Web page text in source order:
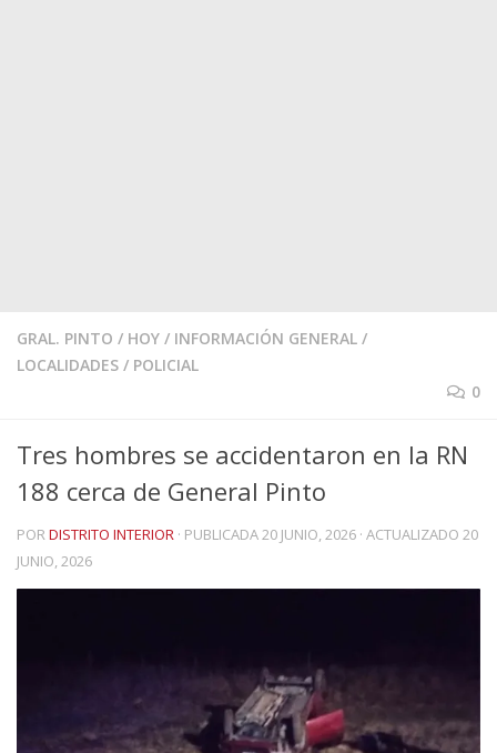
GRAL. PINTO / HOY / INFORMACIÓN GENERAL /
LOCALIDADES / POLICIAL
0
Tres hombres se accidentaron en la RN
188 cerca de General Pinto
PORDISTRITO INTERIOR · PUBLICADA20 JUNIO, 2026 · ACTUALIZADO 20
JUNIO, 2026